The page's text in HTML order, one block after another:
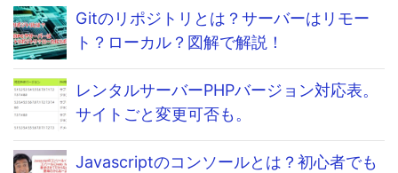
Gitのリポジトリとは？サーバーはリモー
ト？ローカル？図解で解説！
レンタルサーバーPHPバージョン対応表。
サイトごと変更可否も。
Javascriptのコンソールとは？初心者でも